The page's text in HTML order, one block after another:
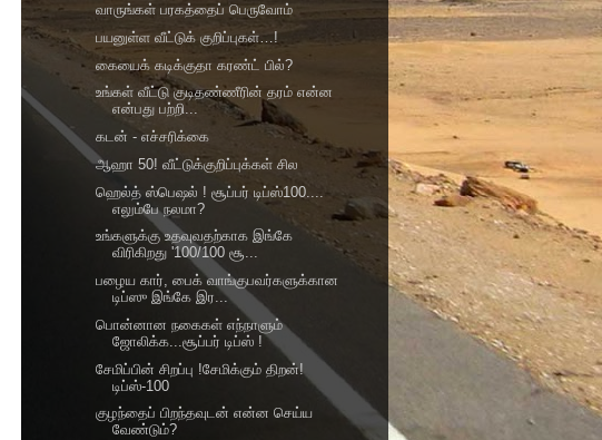
வாருங்கள் பரகத்தைப் பெருவோம்
பயனுள்ள வீட்டுக் குறிப்புகள்…!
கையைக் கடிக்குதா கரண்ட் பில்?
உங்கள் வீட்டு குடிதண்ணீரின் தரம் என்ன
என்பது பற்றி...
கடன் - எச்சரிக்கை
ஆஹா 50! வீட்டுக்குறிப்புக்கள் சில
ஹெல்த் ஸ்பெஷல் ! சூப்பர் டிப்ஸ்100....
எலும்பே நலமா?
உங்களுக்கு உதவுவதற்காக இங்கே
விரிகிறது '100/100 சூ...
பழைய கார், பைக் வாங்குபவர்களுக்கான
டிப்ஸு இங்கே இர...
பொன்னான நகைகள் எந்நாளும்
ஜோலிக்க...சூப்பர் டிப்ஸ் !
சேமிப்பின் சிறப்பு !சேமிக்கும் திறன்!
டிப்ஸ்-100
குழந்தைப் பிறந்தவுடன் என்ன செய்ய
வேண்டும்?